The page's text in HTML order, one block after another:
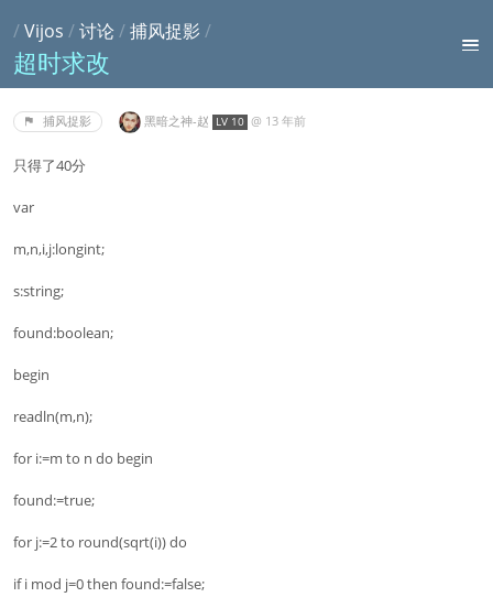
/Vijos /讨论 /捕风捉影 /
超时求改
捕风捉影 黑暗之神-赵 LV 10 @ 13 年前
只得了40分
var
m,n,i,j:longint;
s:string;
found:boolean;
begin
readln(m,n);
for i:=m to n do begin
found:=true;
for j:=2 to round(sqrt(i)) do
if i mod j=0 then found:=false;